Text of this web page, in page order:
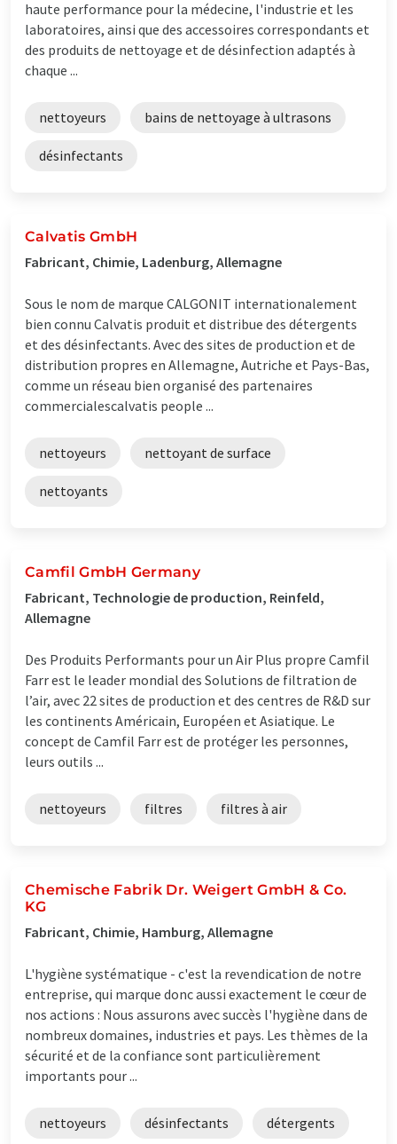
haute performance pour la médecine, l'industrie et les
laboratoires, ainsi que des accessoires correspondants et
des produits de nettoyage et de désinfection adaptés à
chaque ...
nettoyeurs bains de nettoyage à ultrasons
désinfectants
Calvatis GmbH
Fabricant, Chimie, Ladenburg, Allemagne
Sous le nom de marque CALGONIT internationalement
bien connu Calvatis produit et distribue des détergents
et des désinfectants. Avec des sites de production et de
distribution propres en Allemagne, Autriche et Pays-Bas,
comme un réseau bien organisé des partenaires
commercialescalvatis people ...
nettoyeurs nettoyant de surface
nettoyants
Camfil GmbH Germany
Fabricant, Technologie de production, Reinfeld,
Allemagne
Des Produits Performants pour un Air Plus propre Camfil
Farr est le leader mondial des Solutions de filtration de
l’air, avec 22 sites de production et des centres de R&D sur
les continents Américain, Européen et Asiatique. Le
concept de Camfil Farr est de protéger les personnes,
leurs outils ...
nettoyeurs filtres filtres à air
Chemische Fabrik Dr. Weigert GmbH & Co.
KG
Fabricant, Chimie, Hamburg, Allemagne
L'hygiène systématique - c'est la revendication de notre
entreprise, qui marque donc aussi exactement le cœur de
nos actions : Nous assurons avec succès l'hygiène dans de
nombreux domaines, industries et pays. Les thèmes de la
sécurité et de la confiance sont particulièrement
importants pour ...
nettoyeurs désinfectants détergents